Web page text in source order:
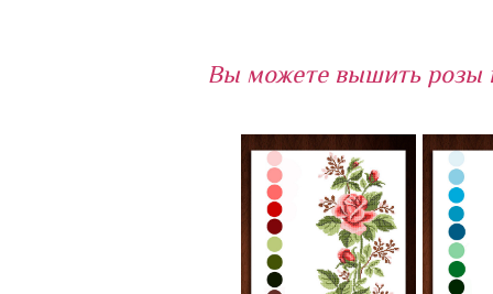
Вы можете вышить розы